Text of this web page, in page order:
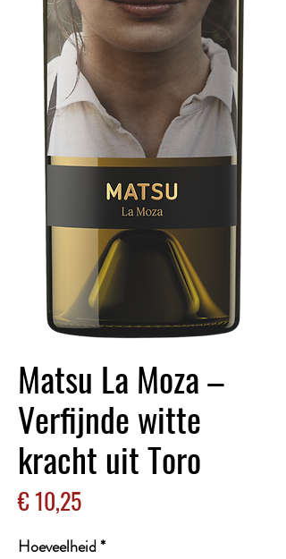
Matsu La Moza –
Verfijnde witte
kracht uit Toro
€ 10,25Prijs
Hoeveelheid*